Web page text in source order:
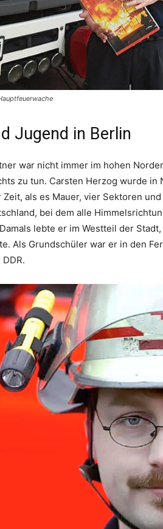
Jugend in Berlin
war nicht immer im hohen
zu tun. Carsten Herzog wurde in
Zeit, als es Mauer, vier Sektoren
bei dem alle
lebte er im Westteil der
Als Grundschüler war er in den